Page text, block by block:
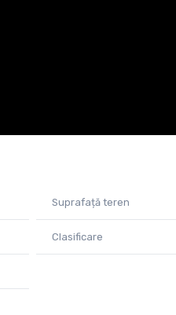
Suprafață teren
Clasificare